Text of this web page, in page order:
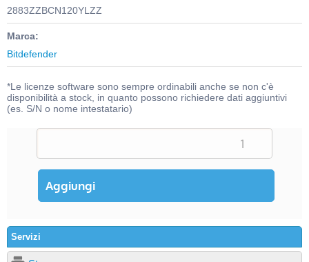
2883ZZBCN120YLZZ
Marca:
Bitdefender
*Le licenze software sono sempre ordinabili anche se non c'è
disponibilità a stock, in quanto possono richiedere dati aggiuntivi
(es. S/N o nome intestatario)
Servizi